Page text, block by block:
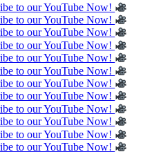
to our YouTube Now!
to our YouTube Now!
to our YouTube Now!
to our YouTube Now!
to our YouTube Now!
to our YouTube Now!
to our YouTube Now!
to our YouTube Now!
to our YouTube Now!
to our YouTube Now!
to our YouTube Now!
to our YouTube Now!